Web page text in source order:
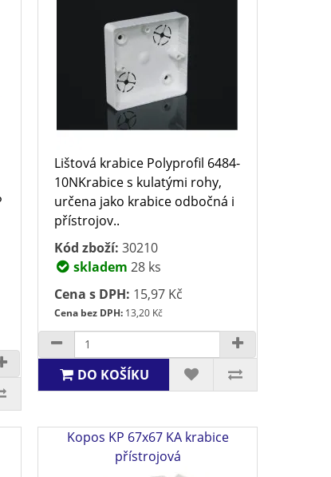
Lištová krabice Polyprofil 6484-
10NKrabice s kulatými rohy,
určena jako krabice odbočná i
přístrojov..
Kód zboží: 30210
skladem 28 ks
Cena s DPH: 15,97 Kč
Cena bez DPH: 13,20 Kč
DO KOŠÍKU
Kopos KP 67x67 KA krabice
přístrojová